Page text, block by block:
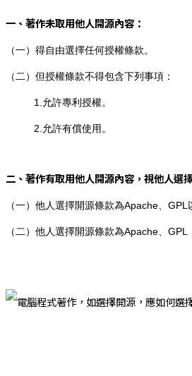
一、著作未取用他人開源內容：
（一）得自由選擇任何授權條款。
（二）但授權條款不得包含下列事項：
1.允許專利授權。
2.允許有償使用。
二、著作有取用他人開源內容，視他人選
（一）他人選擇開源條款為Apache、GPL
（二）他人選擇開源條款為Apache、GPL